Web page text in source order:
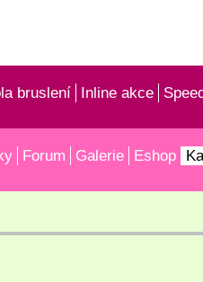
bruslení Inline akce
Forum Galerie Eshop